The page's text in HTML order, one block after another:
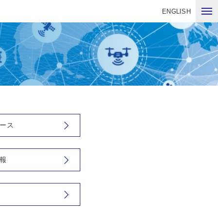
ENGLISH
ス